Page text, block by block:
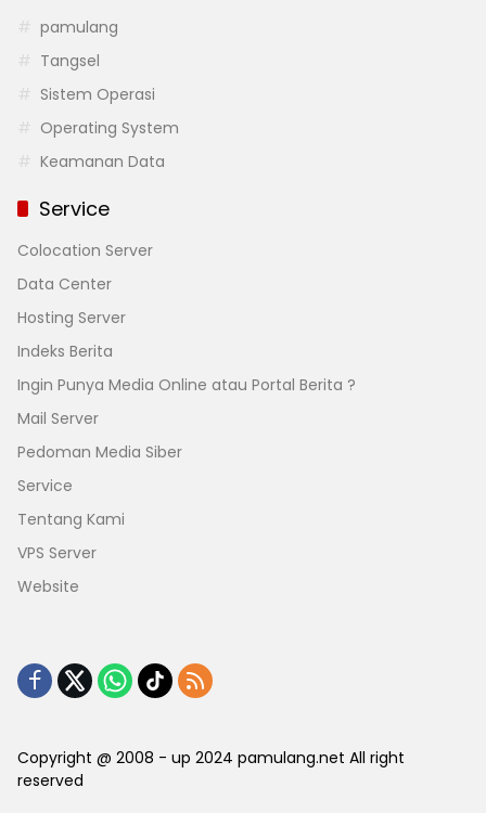
pamulang
Tangsel
Sistem Operasi
Operating System
Keamanan Data
Service
Colocation Server
Data Center
Hosting Server
Indeks Berita
Ingin Punya Media Online atau Portal Berita ?
Mail Server
Pedoman Media Siber
Service
Tentang Kami
VPS Server
Website
Copyright @ 2008 - up 2024 pamulang.net All right
reserved